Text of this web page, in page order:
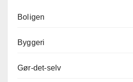
Boligen
Byggeri
Gør-det-selv